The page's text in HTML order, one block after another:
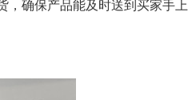
，确保产品能及时送到买家手